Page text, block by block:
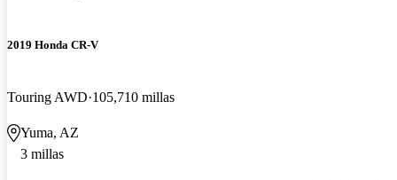
2019 Honda CR-V
Touring AWD 105,710 millas
Yuma, AZ
3 millas